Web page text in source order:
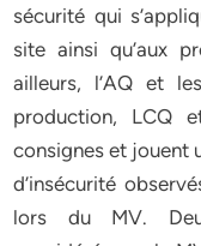
sécurité qui
site ainsi qu’aux
ailleurs, l’AQ et
production, LCQ
consignes et jouent
d’insécurité
lors du MV.